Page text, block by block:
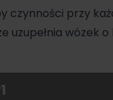
przy
uzupełnia wózek